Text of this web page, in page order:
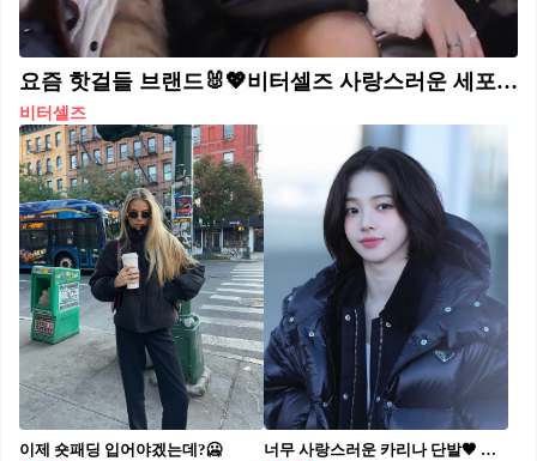
요즘 핫걸들 브랜드🐰💖비터셀즈 사랑스러운 세포 깨워보자🎀무신사 라이브@챙겨보자📱#광고 10월 16일 오늘, 오후 7시부터 8시까지 브랜드 비터셀즈의 무신사 라이브가 진행됩니다. 매 시즌마다 컨셉을 ‘스토리텔링’ 형태로 보여주는 비터셀즈는 이번 컬렉션에서 캘리포니아 퀸카 대학생의 여행 스토리를 메인 테마로 구성하여 선보였는데요. 트렌디하고 톡톡 튀는 비터셀즈의 23FW 상품을 오직 무신사 라이브에서만 다양한 사은품과 할인 혜택으로 만나볼 수 있습니다. 이번 라이브 이벤트에서는 뉴진스가 착용한 23FW 글로시 푸퍼 자켓과 같은 글로시 라인 제품을 단독 할인 혜택으로 제공한다고 하니 놓치지 마세요! 비터셀즈 무신사 라이브 일정 - 일정 : 2023년 10월 16일(월) - 시간 : 오후 19시~20시 까지 (약 1시간) 비터셀즈 라이브 상품 구매 시 사은품 증정 - 7만 원 이상 50명 한정 / BT 파리스 캡 (네이비) 증정 무신사 라이브 채팅 이벤트 사은품 증정 - 5명 한정/글로시 크롭 푸퍼 자켓- 실버 증정 - 5명 한정/하트 벌룬 스웻 셔츠 증정 - 5명 한정/체인 미니 백팩 (3Color 랜덤) 증정
비터셀즈
이제 숏패딩 입어야겠는데?🥶
너무 사랑스러운 카리나 단발🖤 숏패딩 + 미니스커트로 러블리 무드🆙✨